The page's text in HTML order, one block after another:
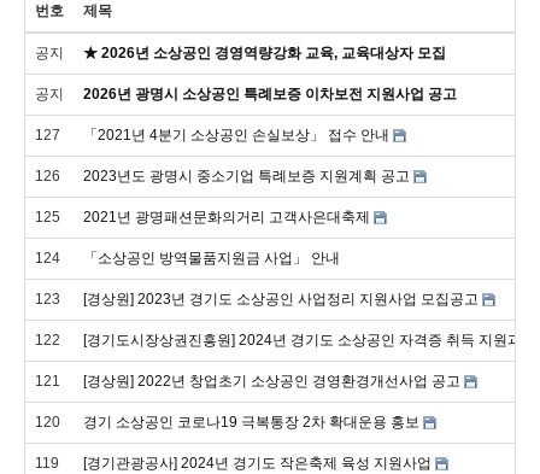
번호 제목
공지 ★ 2026년 소상공인 경영역량강화 교육, 교육대상자 모집
공지 2026년 광명시 소상공인 특례보증 이차보전 지원사업 공고
127 「2021년 4분기 소상공인 손실보상」 접수 안내
126 2023년도 광명시 중소기업 특례보증 지원계획 공고
125 2021년 광명패션문화의거리 고객사은대축제
124 「소상공인 방역물품지원금 사업」 안내
123 [경상원] 2023년 경기도 소상공인 사업정리 지원사업 모집공고
122 [경기도시장상권진흥원] 2024년 경기도 소상공인 자격증 취득 지원과
121 [경상원] 2022년 창업초기 소상공인 경영환경개선사업 공고
120 경기 소상공인 코로나19 극복통장 2차 확대운용 홍보
119 [경기관광공사] 2024년 경기도 작은축제 육성 지원사업